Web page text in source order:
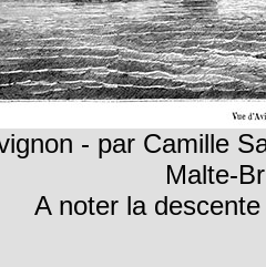
- par Camille
Malte-
A noter la